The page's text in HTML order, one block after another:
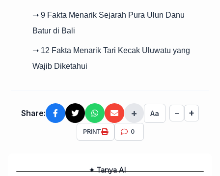
➝ 9 Fakta Menarik Sejarah Pura Ulun Danu
Batur di Bali
➝ 12 Fakta Menarik Tari Kecak Uluwatu yang
Wajib Diketahui
Share: + Aa − +
PRINT 0
✦ Tanya AI